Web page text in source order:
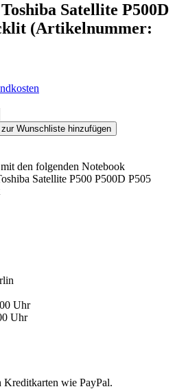
Satellite P500D
(Artikelnummer:
den folgenden Notebook
Satellite P500 P500D P505
Uhr
Uhr
Kreditkarten wie PayPal.